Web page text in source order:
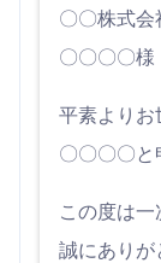
〇〇株式会
〇〇〇〇様
平素よりお
〇〇〇〇と
この度は
誠にありが